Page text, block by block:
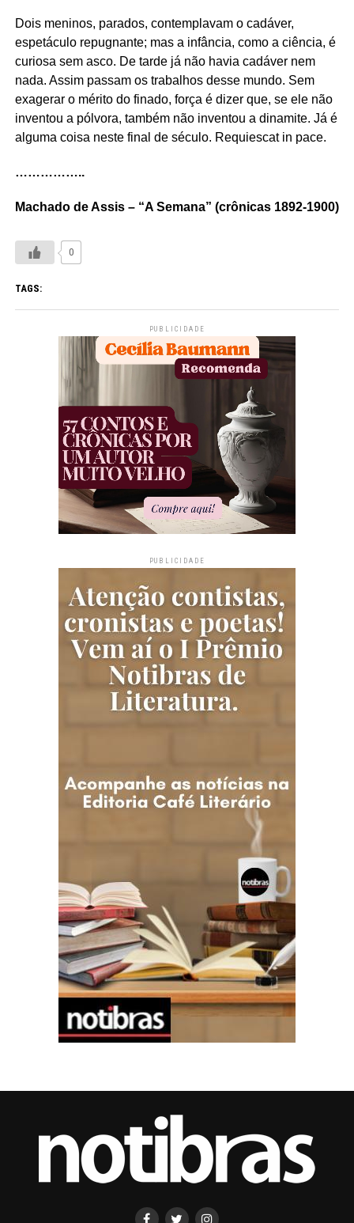
Dois meninos, parados, contemplavam o cadáver,
espetáculo repugnante; mas a infância, como a ciência, é
curiosa sem asco. De tarde já não havia cadáver nem
nada. Assim passam os trabalhos desse mundo. Sem
exagerar o mérito do finado, força é dizer que, se ele não
inventou a pólvora, também não inventou a dinamite. Já é
alguma coisa neste final de século. Requiescat in pace.
……………..
Machado de Assis – “A Semana” (crônicas 1892-1900)
0
TAGS:
PUBLICIDADE
PUBLICIDADE